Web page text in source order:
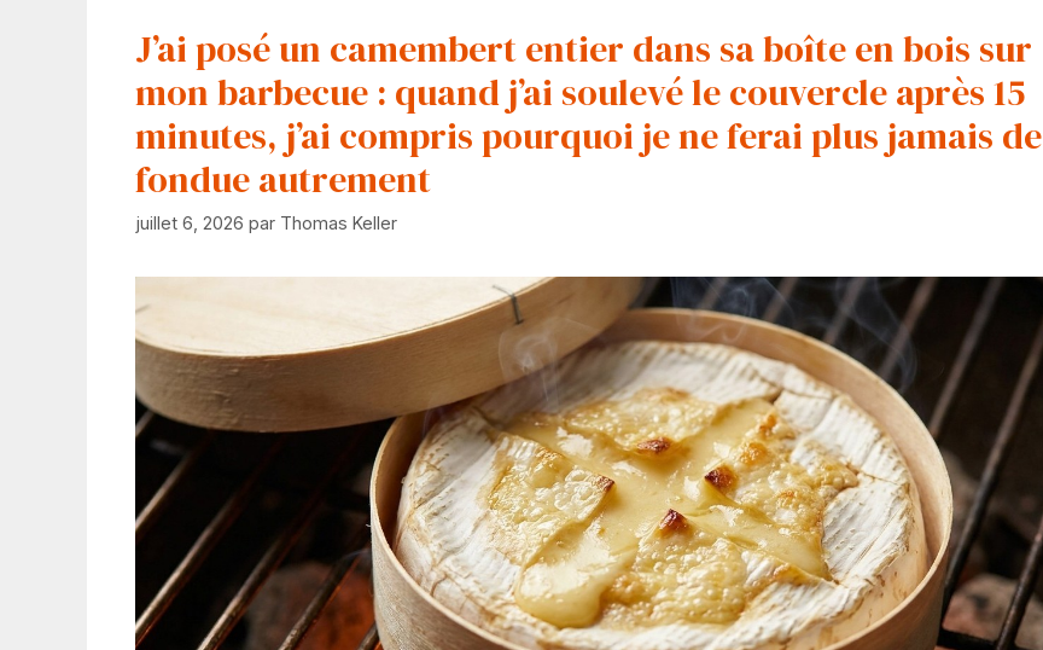
J’ai posé un camembert entier dans sa boîte en bois sur
mon barbecue : quand j’ai soulevé le couvercle après 15
minutes, j’ai compris pourquoi je ne ferai plus jamais de
fondue autrement
juillet 6, 2026 par Thomas Keller